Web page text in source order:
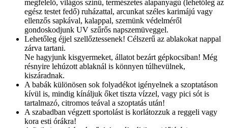
megfelelő, világos színű, természetes alapanyagú (lehetőleg az
egész testet fedő) ruházattal, arcunkat széles karimájú vagy
ellenzős sapkával, kalappal, szemünk védelméről
gondoskodjunk UV szűrős napszemüveggel.
Lehetőleg éjjel szellőztessenek! Célszerű az ablakokat nappal
zárva tartani.
Ne hagyjunk kisgyermeket, állatot bezárt gépkocsiban! Még
résnyire lehúzott ablaknál is könnyen túlhevülnek,
kiszáradnak.
A babák különösen sok folyadékot igényelnek a szoptatáson
kívül is, mindig kínáljuk őket tiszta vízzel, vagy pici sót is
tartalmazó, citromos teával a szoptatás után!
A szabadban végzett sportolást is korlátozzuk a reggeli vagy
kora esti órákra!